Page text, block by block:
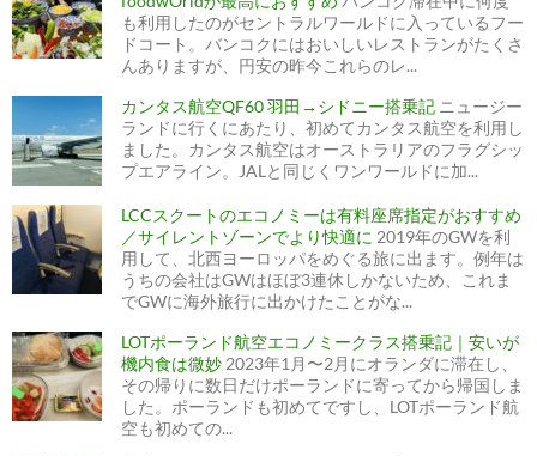
も利用したのがセントラルワールドに入っているフー
ドコート。バンコクにはおいしいレストランがたくさ
んありますが、円安の昨今これらのレ...
カンタス航空QF60 羽田→シドニー搭乗記 ニュージー
ランドに行くにあたり、初めてカンタス航空を利用し
ました。カンタス航空はオーストラリアのフラグシッ
プエアライン。JALと同じくワンワールドに加...
LCCスクートのエコノミーは有料座席指定がおすすめ
／サイレントゾーンでより快適に 2019年のGWを利
用して、北西ヨーロッパをめぐる旅に出ます。例年は
うちの会社はGWはほぼ3連休しかないため、これま
でGWに海外旅行に出かけたことがな...
LOTポーランド航空エコノミークラス搭乗記｜安いが
機内食は微妙 2023年1月〜2月にオランダに滞在し、
その帰りに数日だけポーランドに寄ってから帰国しま
した。ポーランドも初めてですし、LOTポーランド航
空も初めての...